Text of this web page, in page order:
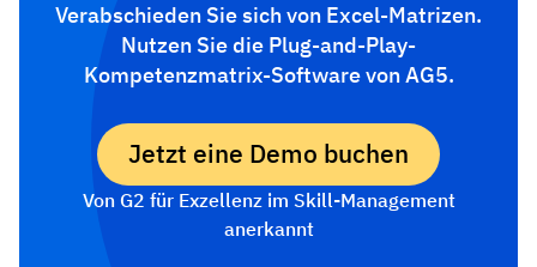
Verabschieden Sie sich von Excel-Matrizen.
Nutzen Sie die Plug-and-Play-
Kompetenzmatrix-Software von AG5.
Jetzt eine Demo buchen
Von G2 für Exzellenz im Skill-Management
anerkannt